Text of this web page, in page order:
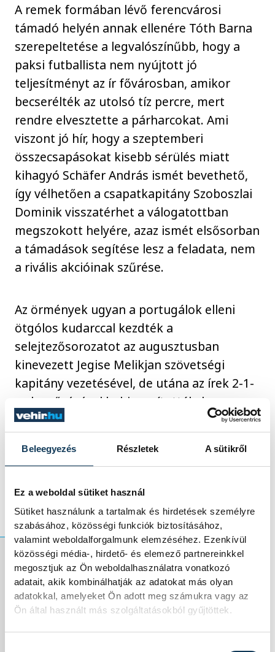
Beleegyezés Részletek A sütikről
Ez a weboldal sütiket használ
Sütiket használunk a tartalmak és hirdetések személyre
szabásához, közösségi funkciók biztosításához,
valamint weboldalforgalmunk elemzéséhez. Ezenkívül
közösségi média-, hirdető- és elemező partnereinkkel
megosztjuk az Ön weboldalhasználatra vonatkozó
adatait, akik kombinálhatják az adatokat más olyan
adatokkal, amelyeket Ön adott meg számukra vagy az
Ön által használt más szolgáltatásokból gyűjtöttek.
A remek formában lévő ferencvárosi
támadó helyén annak ellenére Tóth Barna
szerepeltetése a legvalószínűbb, hogy a
paksi futballista nem nyújtott jó
teljesítményt az ír fővárosban, amikor
becserélték az utolsó tíz percre, mert
rendre elvesztette a párharcokat. Ami
viszont jó hír, hogy a szeptemberi
összecsapásokat kisebb sérülés miatt
kihagyó Schäfer András ismét bevethető,
így vélhetően a csapatkapitány Szoboszlai
Dominik visszatérhet a válogatottban
megszokott helyére, azaz ismét elsősorban
a támadások segítése lesz a feladata, nem
a rivális akcióinak szűrése.
Az örmények ugyan a portugálok elleni
ötgólos kudarccal kezdték a
selejtezősorozatot az augusztusban
kinevezett Jegise Melikjan szövetségi
kapitány vezetésével, de utána az írek 2-1-
es legyőzésével bebizonyították, hogy nem
lehet félvállról venni a csapatukat,
kiváltképpen annak fényében, hogy a
sikerük teljesen megérdemelt volt, s így
második helyért folytatott harcot.
A kvartett másik
találkozóján a két
meccs után